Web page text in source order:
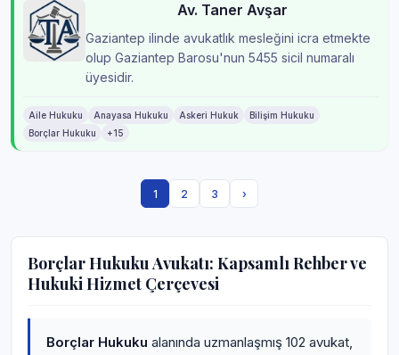
Av. Taner Avşar
Gaziantep ilinde avukatlık mesleğini icra etmekte
olup Gaziantep Barosu'nun 5455 sicil numaralı
üyesidir.
Aile Hukuku Anayasa Hukuku Askeri Hukuk
Bilişim Hukuku
Borçlar Hukuku
+15
1 2 3 ›
Borçlar Hukuku Avukatı: Kapsamlı Rehber ve
Hukuki Hizmet Çerçevesi
Borçlar Hukuku alanında uzmanlaşmış 102 avukat,